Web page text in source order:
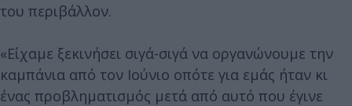
του περιβάλλον.
«Είχαμε ξεκινήσει σιγά-σιγά να οργανώνουμε την
καμπάνια από τον Ιούνιο οπότε για εμάς ήταν κι
ένας προβληματισμός μετά από αυτό που έγινε